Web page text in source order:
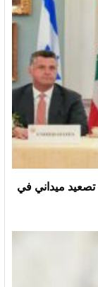
ميداني في